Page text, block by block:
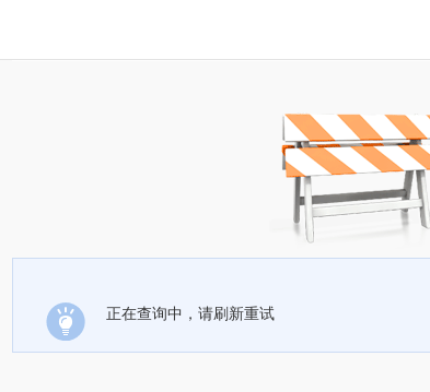
正在查询中，请刷新重试